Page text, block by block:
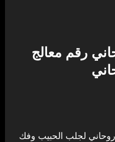
رقم معالج
لجلب الحبيب وفك